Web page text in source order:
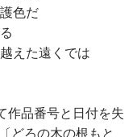
色だ
えた遠くでは
作品番号と日付を失
どろの木の根もと